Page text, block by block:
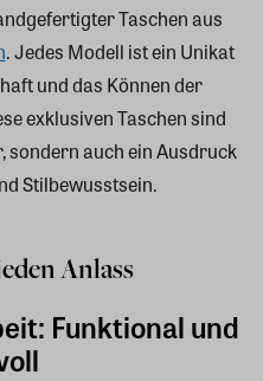
Taschen aus
. Jedes Modell ist ein Unikat
und das Können der
exklusiven Taschen sind
sondern auch ein Ausdruck
Stilbewusstsein.
Anlass
Funktional und